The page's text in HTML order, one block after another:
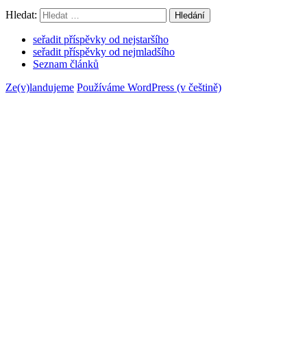
Hledat: Hledání
seřadit příspěvky od nejstaršího
seřadit příspěvky od nejmladšího
Seznam článků
Ze(v)landujeme Používáme WordPress (v češtině)